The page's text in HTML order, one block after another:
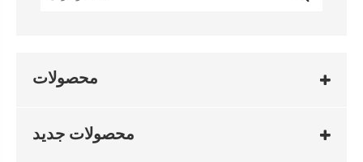
محصولات
محصولات جدید